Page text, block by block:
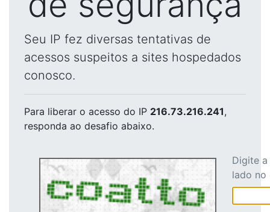
Seu IP fez diversas tentativas de
acessos suspeitos a sites hospedados
conosco.
Para liberar o acesso do IP 216.73.216.241,
responda ao desafio abaixo.
Digite
lado no